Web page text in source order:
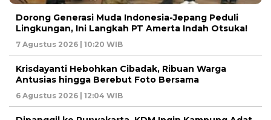
Dorong Generasi Muda Indonesia-Jepang Peduli
Lingkungan, Ini Langkah PT Amerta Indah Otsuka!
7 Agustus 2026 | 10:20 WIB
Krisdayanti Hebohkan Cibadak, Ribuan Warga
Antusias hingga Berebut Foto Bersama
6 Agustus 2026 | 12:04 WIB